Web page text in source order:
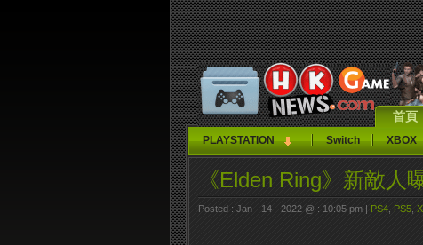
首頁
PLAYSTATION Switch XBOX
《Elden Ring》新敵人
Posted : Jan - 14 - 2022 @ : 10:05 pm | PS4 PS5